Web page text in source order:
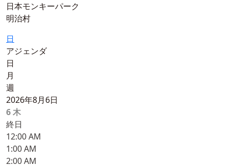
日本モンキーパーク
明治村
日
アジェンダ
日
月
週
2026年8月6日
6木
終日
12:00 AM
1:00 AM
2:00 AM